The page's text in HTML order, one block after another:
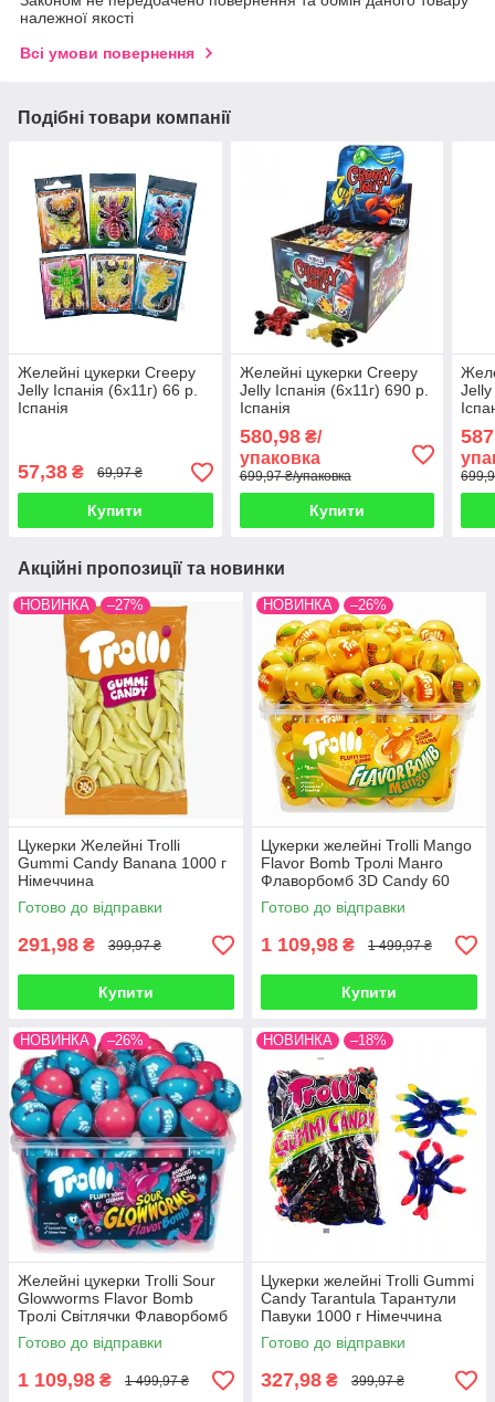
належної якості
Всі умови повернення
Подібні товари компанії
Желейні цукерки Creepy
Jelly Іспанія (6х11г) 66 р.
Іспанія
57,38 ₴ 69,97 ₴
Купити
Желейні цукерки Creepy
Jelly Іспанія (6х11г) 690 р.
Іспанія
580,98₴/
упаковка
699,97 ₴/упаковка
Купити
Jelly
Акційні пропозиції та новинки
НОВИНКА –27%
Цукерки Желейні Trolli
Gummi Candy Banana 1000 г
Німеччина
Готово до відправки
291,98 ₴ 399,97 ₴
Купити
НОВИНКА –26%
Цукерки желейні Trolli Mango
Flavor Bomb Тролі Манго
Флаворбомб 3D Candy 60
штук 1128 г Німеччина
Готово до відправки
1 109,98 ₴ 1 499,97 ₴
Купити
НОВИНКА –26%
Желейні цукерки Trolli Sour
Glowworms Flavor Bomb
Тролі Світлячки Флаворбомб
60 штук 1128 г Німеччина
Готово до відправки
1 109,98 ₴ 1 499,97 ₴
НОВИНКА –18%
Цукерки желейні Trolli Gummi
Candy Tarantula Тарантули
Павуки 1000 г Німеччина
Готово до відправки
327,98 ₴ 399,97 ₴